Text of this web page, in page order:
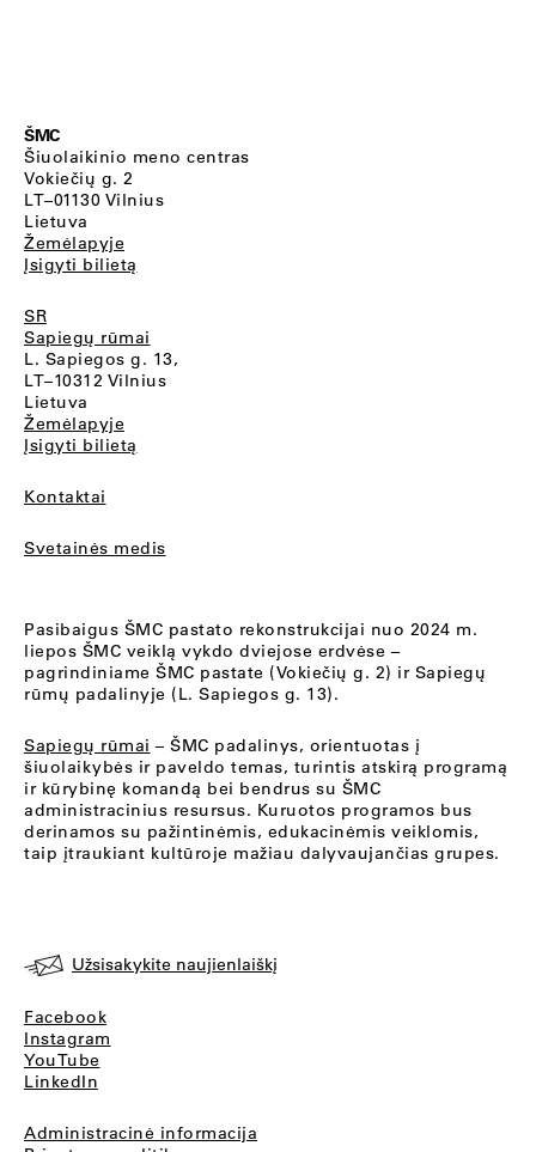
ŠMC
Šiuolaikinio meno centras
Vokiečių g. 2
LT–01130 Vilnius
Lietuva
Žemėlapyje
Įsigyti bilietą
SR
Sapiegų rūmai
L. Sapiegos g. 13,
LT–10312 Vilnius
Lietuva
Žemėlapyje
Įsigyti bilietą
Kontaktai
Svetainės medis
Pasibaigus ŠMC pastato rekonstrukcijai nuo 2024 m.
liepos ŠMC veiklą vykdo dviejose erdvėse –
pagrindiniame ŠMC pastate (Vokiečių g. 2) ir Sapiegų
rūmų padalinyje (L. Sapiegos g. 13).
Sapiegų rūmai – ŠMC padalinys, orientuotas į
šiuolaikybės ir paveldo temas, turintis atskirą programą
ir kūrybinę komandą bei bendrus su ŠMC
administracinius resursus. Kuruotos programos bus
derinamos su pažintinėmis, edukacinėmis veiklomis,
taip įtraukiant kultūroje mažiau dalyvaujančias grupes.
Užsisakykite naujienlaiškį
Facebook
Instagram
YouTube
LinkedIn
Administracinė informacija